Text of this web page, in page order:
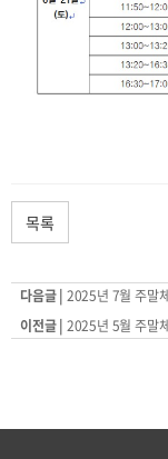
목록
다음글 | 2025년 7월 주말
이전글 | 2025년 5월 주말